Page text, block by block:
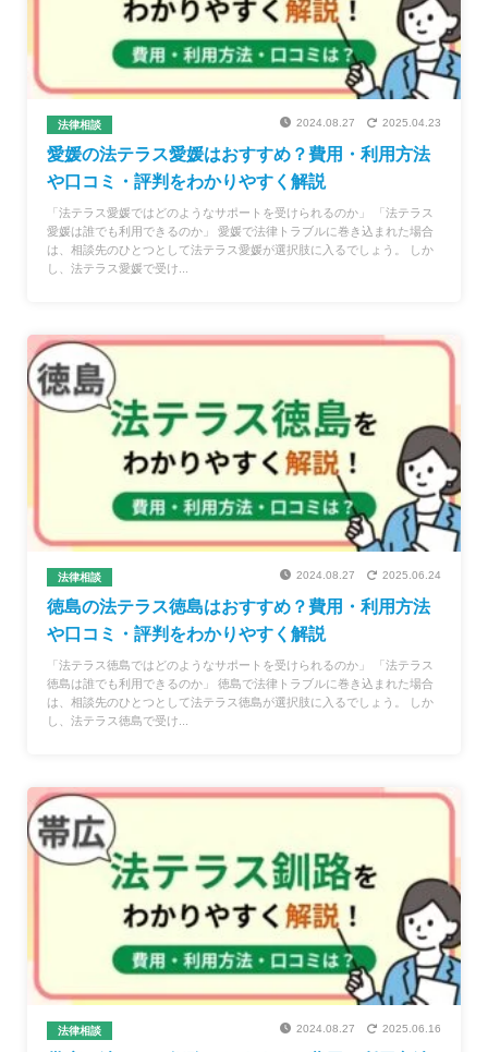
法律相談 2024.08.27 2025.04.23
愛媛の法テラス愛媛はおすすめ？費用・利用方法
や口コミ・評判をわかりやすく解説
「法テラス愛媛ではどのようなサポートを受けられるのか」 「法テラス
愛媛は誰でも利用できるのか」 愛媛で法律トラブルに巻き込まれた場合
は、相談先のひとつとして法テラス愛媛が選択肢に入るでしょう。 しか
し、法テラス愛媛で受け...
法律相談 2024.08.27 2025.06.24
徳島の法テラス徳島はおすすめ？費用・利用方法
や口コミ・評判をわかりやすく解説
「法テラス徳島ではどのようなサポートを受けられるのか」 「法テラス
徳島は誰でも利用できるのか」 徳島で法律トラブルに巻き込まれた場合
は、相談先のひとつとして法テラス徳島が選択肢に入るでしょう。 しか
し、法テラス徳島で受け...
法律相談 2024.08.27 2025.06.16